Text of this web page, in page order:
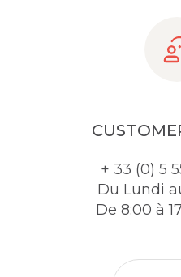
+ 33 (0) 5
Du Lundi
De 8:00 à